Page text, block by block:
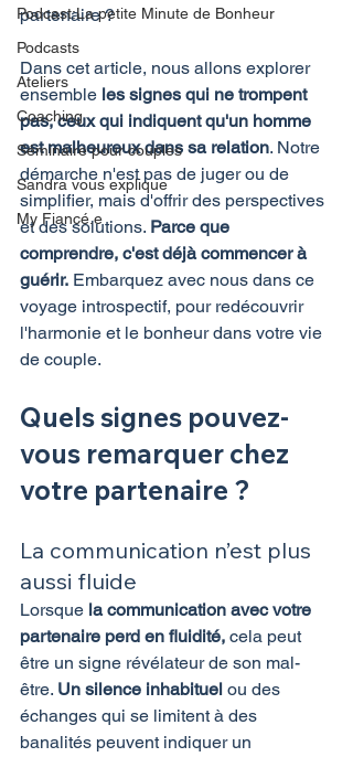
Podcast:La petite Minute de Bonheur
Podcasts
Ateliers
Coaching
Séminaire pour couples
Sandra vous explique
My Fiancé.e
partenaire ?
Dans cet article, nous allons explorer
ensemble les signes qui ne trompent
pas, ceux qui indiquent qu'un homme
est malheureux dans sa relation. Notre
démarche n'est pas de juger ou de
simplifier, mais d'offrir des perspectives
et des solutions. Parce que
comprendre, c'est déjà commencer à
guérir. Embarquez avec nous dans ce
voyage introspectif, pour redécouvrir
l'harmonie et le bonheur dans votre vie
de couple.
Quels signes pouvez-
vous remarquer chez
votre partenaire ?
La communication n’est plus
aussi fluide
Lorsque la communication avec votre
partenaire perd en fluidité, cela peut
être un signe révélateur de son mal-
être. Un silence inhabituel ou des
échanges qui se limitent à des
banalités peuvent indiquer un